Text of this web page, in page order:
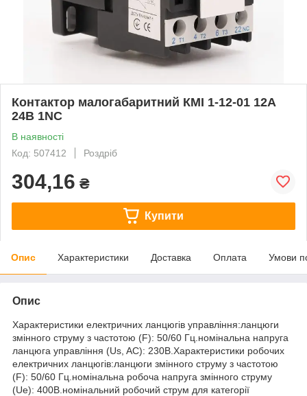
Контактор малогабаритний КМІ 1-12-01 12А
24В 1NC
В наявності
Код: 507412
Роздріб
304,16 ₴
Купити
Опис Характеристики Доставка Оплата Умови
Опис
Характеристики електричних ланцюгів управління:ланцюги
змінного струму з частотою (F): 50/60 Гц.номінальна напруга
ланцюга управління (Us, AC): 230В.Характеристики робочих
електричних ланцюгів:ланцюги змінного струму з частотою
(F): 50/60 Гц.номінальна робоча напруга змінного струму
(Ue): 400В.номінальний робочий струм для категорії